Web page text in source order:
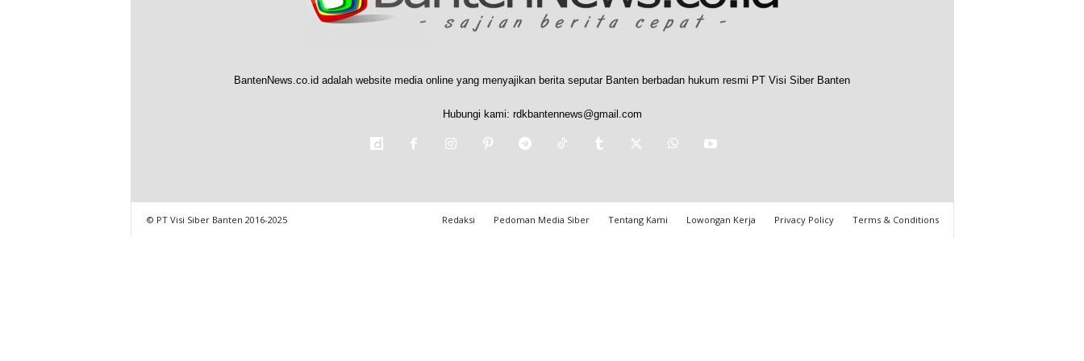
BantenNews.co.id adalah website media online yang menyajikan berita seputar Banten berbadan hukum resmi PT Visi Siber Banten
Hubungi kami: rdkbantennews@gmail.com
Redaksi Pedoman Media Siber Tentang Kami Lowongan Kerja Privacy Policy Terms & Conditions
© PT Visi Siber Banten 2016-2025